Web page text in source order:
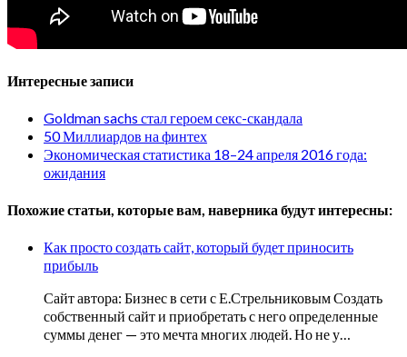
Интересные записи
Goldman sachs стал героем секс-скандала
50 Миллиардов на финтех
Экономическая статистика 18–24 апреля 2016 года:
ожидания
Похожие статьи, которые вам, наверника будут интересны:
Как просто создать сайт, который будет приносить
прибыль
Сайт автора: Бизнес в сети с Е.Стрельниковым Создать
собственный сайт и приобретать с него определенные
суммы денег — это мечта многих людей. Но не у…